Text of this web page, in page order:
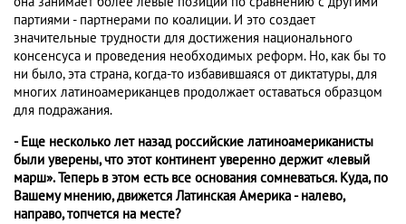
партиями - партнерами по коалиции. И это создает
значительные трудности для достижения национального
консенсуса и проведения необходимых реформ. Но, как бы то
ни было, эта страна, когда-то избавившаяся от диктатуры, для
многих латиноамериканцев продолжает оставаться образцом
для подражания.
- Еще несколько лет назад российские латиноамериканисты
были уверены, что этот континент уверенно держит «левый
марш». Теперь в этом есть все основания сомневаться. Куда, по
Вашему мнению, движется Латинская Америка - налево,
направо, топчется на месте?